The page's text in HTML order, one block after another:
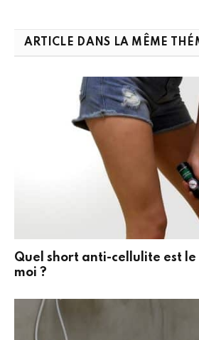
ARTICLE DANS LA MÊME
Quel short anti-cellulite est
moi ?